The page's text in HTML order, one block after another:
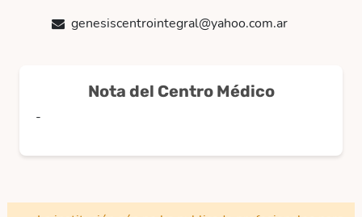
genesiscentrointegral@yahoo.com.ar
Nota del Centro Médico
-